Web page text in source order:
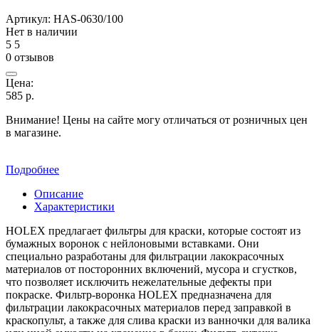
Артикул: HAS-0630/100
Нет в наличии
5 5
0 отзывов
Цена:
585 р.
Внимание! Цены на сайте могу отличаться от розничных цен
в магазине.
Подробнее
Описание
Характеристики
HOLEX предлагает фильтры для краски, которые состоят из
бумажных воронок с нейлоновыми вставками. Они
специально разработаны для фильтрации лакокрасочных
материалов от посторонних включений, мусора и сгустков,
что позволяет исключить нежелательные дефекты при
покраске. Фильтр-воронка HOLEX предназначена для
фильтрации лакокрасочных материалов перед заправкой в
краскопульт, а также для слива краски из ванночки для валика